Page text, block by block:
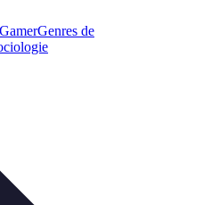
Genres de